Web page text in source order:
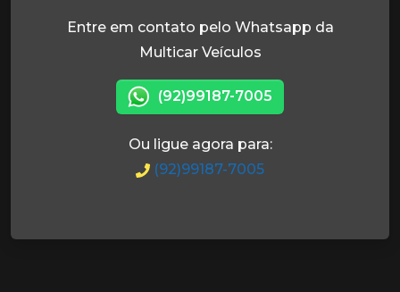
Entre em contato pelo Whatsapp da
Multicar Veículos
(92)99187-7005
Ou ligue agora para:
(92)99187-7005